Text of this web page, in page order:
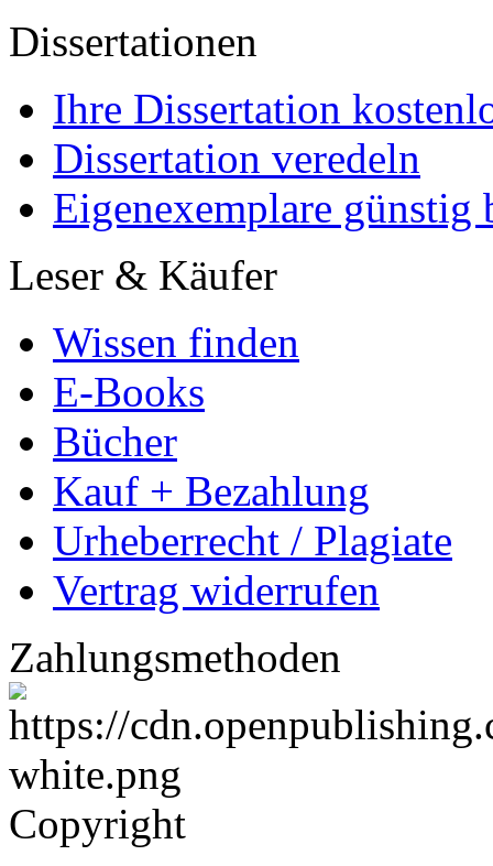
Dissertationen
Ihre Dissertation
Dissertation veredeln
Eigenexemplare günstig
Leser & Käufer
Wissen finden
E-Books
Bücher
Kauf + Bezahlung
Urheberrecht / Plagiate
Vertrag widerrufen
Zahlungsmethoden
Copyright